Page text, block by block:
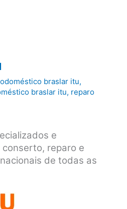
braslar itu,
braslar itu, reparo
e
reparo e
de todas as